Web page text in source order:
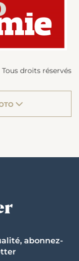
Tous droits réservés
abonnez-